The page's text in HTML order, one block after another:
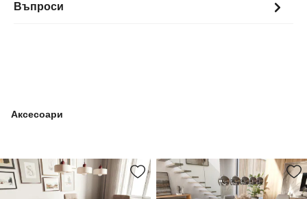
Въпроси
Аксесоари